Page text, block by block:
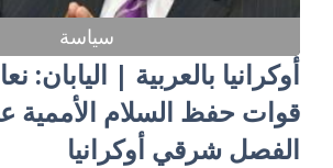
سياسة
أوكرانيا بالعربية | اليابان:
قوات حفظ السلام
الفصل شرقي أوكرانيا